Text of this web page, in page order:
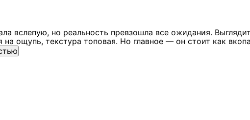
вслепую, но реальность превзошла все ожидания.
ощупь, текстура топовая. Но главное — он стоит как